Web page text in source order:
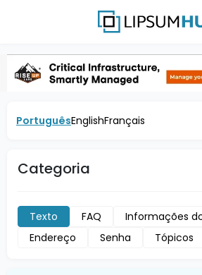
PortuguêsEnglishFrançais
Categoria
Texto FAQ
Informações
Endereço
Senha Tópicos